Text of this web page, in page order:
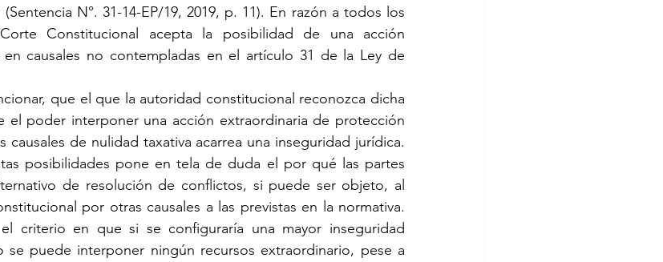
(Sentencia N°. 31-14-EP/19, 2019, p. 11). En razón a todos los
Constitucional acepta la posibilidad de una acción
en causales no contempladas en el artículo 31 de la Ley de
que el que la autoridad constitucional reconozca dicha
el poder interponer una acción extraordinaria de protección
causales de nulidad taxativa acarrea una inseguridad jurídica.
posibilidades pone en tela de duda el por qué las partes
de resolución de conflictos, si puede ser objeto, al
por otras causales a las previstas en la normativa.
criterio en que si se configuraría una mayor inseguridad
puede interponer ningún recursos extraordinario, pese a